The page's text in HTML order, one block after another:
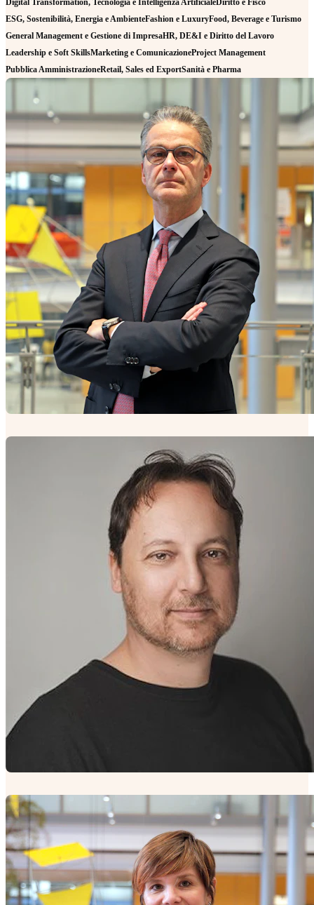
Digital Transformation, Tecnologia e Intelligenza ArtificialeDiritto e Fisco
ESG, Sostenibilità, Energia e AmbienteFashion e LuxuryFood, Beverage e Turismo
General Management e Gestione di ImpresaHR, DE&I e Diritto del Lavoro
Leadership e Soft SkillsMarketing e ComunicazioneProject Management
Pubblica AmministrazioneRetail, Sales ed ExportSanità e Pharma